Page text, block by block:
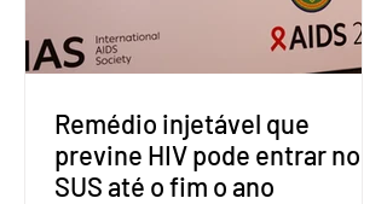
incompatíveis com as obrigações
assumidas pelos Estados Unid
Remédio injetável que
previne HIV pode entrar no
SUS até o fim o ano